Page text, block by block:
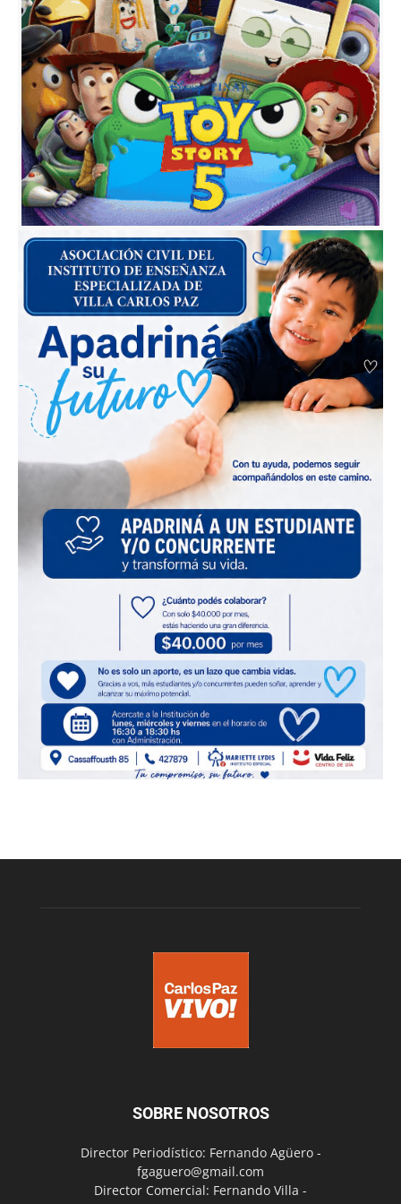
SOBRE NOSOTROS
Director Periodístico: Fernando Agüero -
fgaguero@gmail.com
Director Comercial: Fernando Villa -